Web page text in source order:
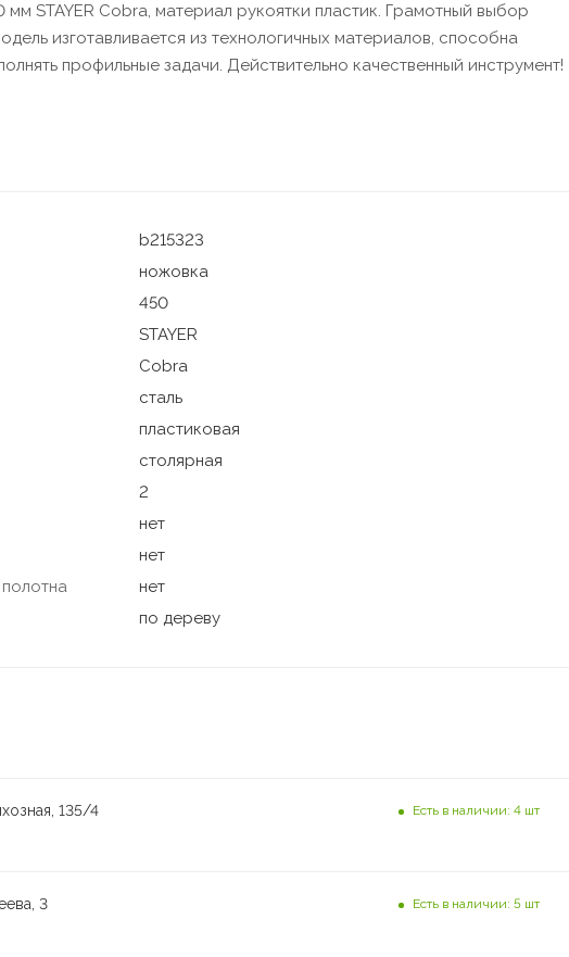
STAYER Cobra, материал рукоятки пластик. Грамотный выбор
изготавливается из технологичных материалов, способна
профильные задачи. Действительно качественный инструмент!
b215323
ножовка
450
STAYER
Cobra
сталь
пластиковая
столярная
2
нет
нет
нет
по дереву
135/4 Есть в наличии: 4 шт
3 Есть в наличии: 5 шт